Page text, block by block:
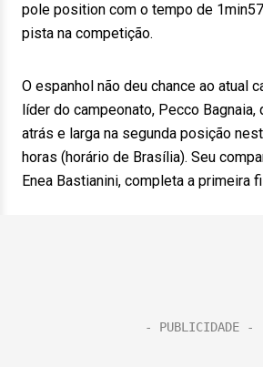
pole position com o tempo de
pista na competição.
O espanhol não deu chance ao atual
líder do campeonato, Pecco Bagnaia,
atrás e larga na segunda posição
horas (horário de Brasília). Seu
Enea Bastianini, completa a primeira